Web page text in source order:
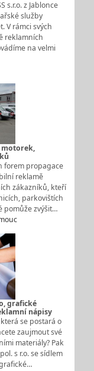
s.r.o. z Jablonce
služby
V rámci svých
reklamních
na velmi
motorek,
forem propagace
reklamě
zákazníků, kteří
parkovištích
pomůže zvýšit…
grafické
nápisy
se postará o
zaujmout své
materiály? Pak
s r.o. se sídlem